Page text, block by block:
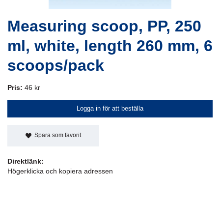
Measuring scoop, PP, 250
ml, white, length 260 mm, 6
scoops/pack
Pris: 46 kr
Logga in för att beställa
Spara som favorit
Direktlänk:
Högerklicka och kopiera adressen